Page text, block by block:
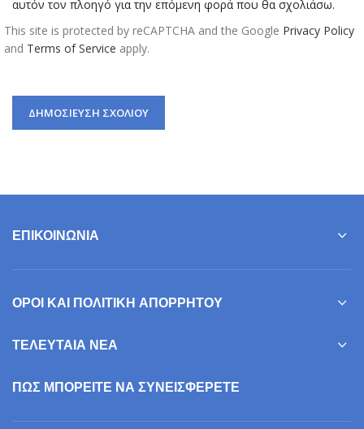
αυτόν τον πλοηγό για την επόμενη φορά που θα σχολιάσω.
This site is protected by reCAPTCHA and the Google Privacy Policy
and Terms of Service apply.
ΕΠΙΚΟΙΝΩΝΊΑ
ΌΡΟΙ ΚΑΙ ΠΟΛΙΤΙΚΉ ΑΠΟΡΡΉΤΟΥ
ΤΕΛΕΥΤΑΊΑ ΝΈΑ
ΠΩΣ ΜΠΟΡΕΊΤΕ ΝΑ ΣΥΝΕΙΣΦΕΡΕΤΕ